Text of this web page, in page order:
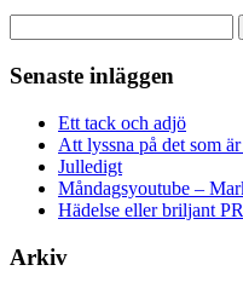
efter:
Senaste inläggen
Ett tack och adjö
Att lyssna på det som
Julledigt
Måndagsyoutube –
Hädelse eller briljant
Arkiv